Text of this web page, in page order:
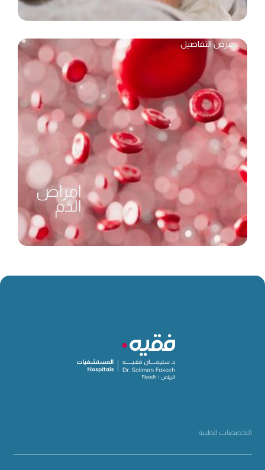
امراض
الدم
عرض التفاصيل
التخصصات الطبية